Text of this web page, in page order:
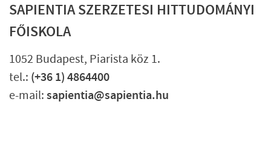
SAPIENTIA SZERZETESI HITTUDOMÁNYI
FŐISKOLA
1052 Budapest, Piarista köz 1.
tel.: (+36 1) 4864400
e-mail:sapientia@sapientia.hu